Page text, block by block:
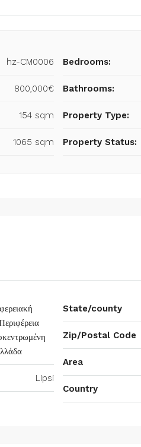
hz-CM0006
800,000€
154 sqm
1065 sqm
Bedrooms:
Bathrooms:
Property Type:
Property Status:
Lipsi
State/county
Zip/Postal Code
Area
Country